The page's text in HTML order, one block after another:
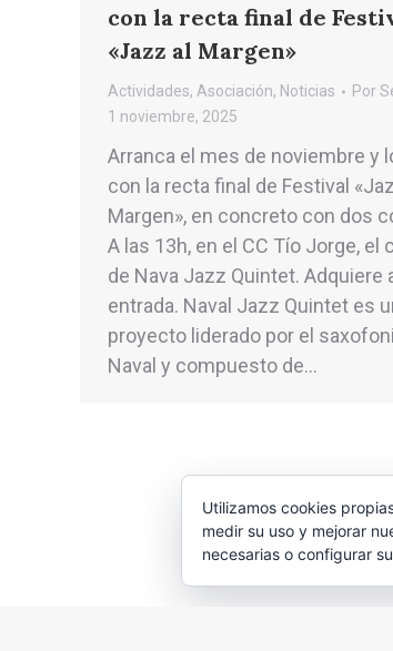
con la recta final de
«Jazz al Margen»
Actividades, Asociación, Noticias Por
1 noviembre, 2025
Arranca el mes de noviembre y
con la recta final de Festival
Margen», en concreto con dos
A las 13h, en el CC Tío Jorge, el
de Nava Jazz Quintet. Adquiere
entrada. Naval Jazz Quintet es
proyecto liderado por el
Naval y compuesto de…
Utilizamos cookies
medir su uso y mejorar
necesarias o configurar